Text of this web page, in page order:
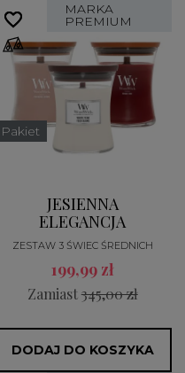
MARKA
PREMIUM
Pakiet
JESIENNA
ELEGANCJA
ZESTAW 3 ŚWIEC ŚREDNICH
199,99 zł
Zamiast345,00 zł
DODAJ DO KOSZYKA
favorite_border
favorite_border